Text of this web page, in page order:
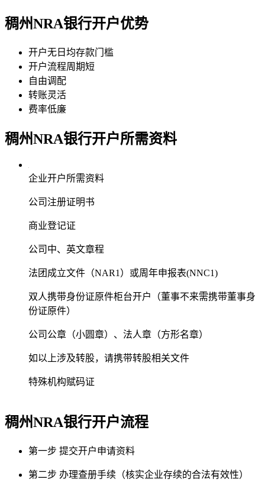
稠州NRA银行开户优势
开户无日均存款门槛
开户流程周期短
自由调配
转账灵活
费率低廉
稠州NRA银行开户所需资料
企业开户所需资料
公司注册证明书
商业登记证
公司中、英文章程
法团成立文件（NAR1）或周年申报表(NNC1)
双人携带身份证原件柜台开户（董事不来需携带董事身
份证原件）
公司公章（小圆章）、法人章（方形名章）
如以上涉及转股，请携带转股相关文件
特殊机构赋码证
稠州NRA银行开户流程
第一步 提交开户申请资料
第二步 办理查册手续（核实企业存续的合法有效性）